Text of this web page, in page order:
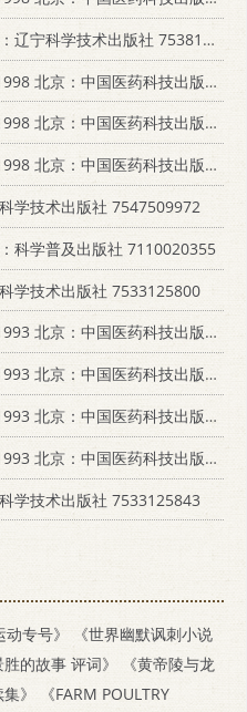
宁科学技术出版社 7538125302
北京：中国医药科技出版社 7506717344
北京：中国医药科技出版社 7506717336
北京：中国医药科技出版社 7506717433
学技术出版社 7547509972
科学普及出版社 7110020355
学技术出版社 7533125800
北京：中国医药科技出版社 7506708051
北京：中国医药科技出版社 7506708078
北京：中国医药科技出版社 7506708094
北京：中国医药科技出版社 7506708027
学技术出版社 7533125843
专号》
《世界幽默讽刺小说
胜的故事 评词》
《黄帝陵与龙
》 《FARM POULTRY